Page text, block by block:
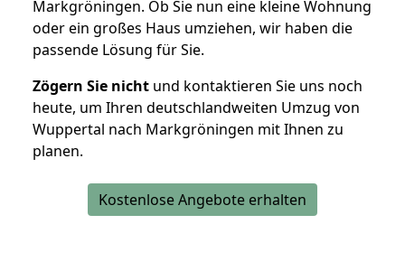
Markgröningen. Ob Sie nun eine kleine Wohnung
oder ein großes Haus umziehen, wir haben die
passende Lösung für Sie.
Zögern Sie nicht und kontaktieren Sie uns noch
heute, um Ihren deutschlandweiten Umzug von
Wuppertal nach Markgröningen mit Ihnen zu
planen.
Kostenlose Angebote erhalten